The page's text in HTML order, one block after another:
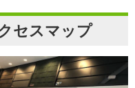
セスマップ